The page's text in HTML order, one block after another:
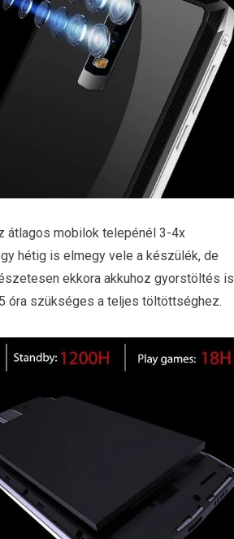
átlagos mobilok telepénél 3-4x
hétig is elmegy vele a készülék, de
ekkora akkuhoz gyorstöltés is
óra szükséges a teljes töltöttséghez.